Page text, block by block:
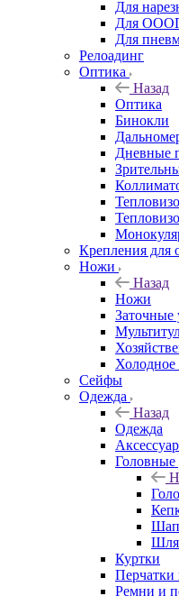
Для
Для
Для
Релоадинг
Оптика
Назад
Оптика
Бинокли
Дневные
Крепления для
Ножи
Назад
Ножи
Заточные
Сейфы
Одежда
Назад
Одежда
Куртки
Перчатки
Ремни и